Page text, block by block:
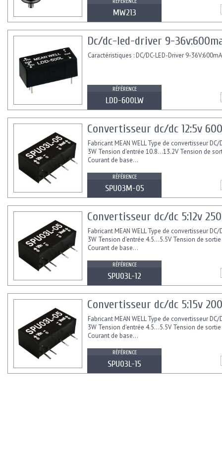
MW213
Dc/dc-led-driver 9-
Caractéristiques : DC/DC-LED-Driver 9-
RÉFÉRENCE
LDD-600LW
Convertisseur dc/dc 12:5v
Fabricant MEAN WELL Type de convertisseur DC/
3W Tension d'entrée 10.8...13.2V Tension de
Courant de base...
RÉFÉRENCE
SPU03M-05
Convertisseur dc/dc 5:12v
Fabricant MEAN WELL Type de convertisseur DC/
3W Tension d'entrée 4.5...5.5V Tension de sortie
Courant de base...
RÉFÉRENCE
SPU03L-12
Convertisseur dc/dc 5:15v
Fabricant MEAN WELL Type de convertisseur DC/
3W Tension d'entrée 4.5...5.5V Tension de sortie
Courant de base...
RÉFÉRENCE
SPU03L-15